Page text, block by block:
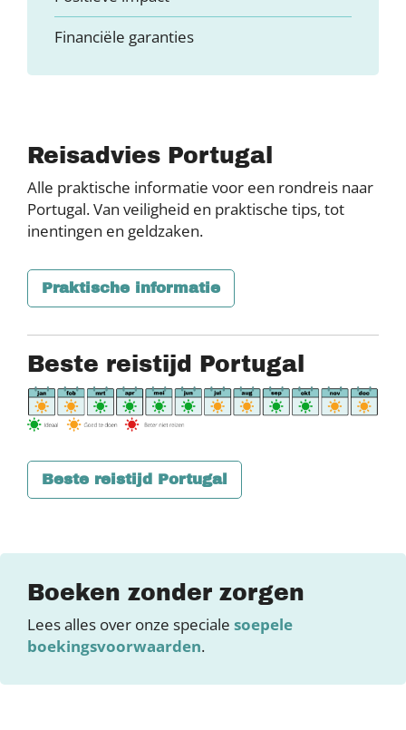
Financiële garanties
Reisadvies Portugal
Alle praktische informatie voor een rondreis naar
Portugal. Van veiligheid en praktische tips, tot
inentingen en geldzaken.
Praktische informatie
Beste reistijd Portugal
Beste reistijd Portugal
Boeken zonder zorgen
Lees alles over onze speciale soepele
boekingsvoorwaarden.